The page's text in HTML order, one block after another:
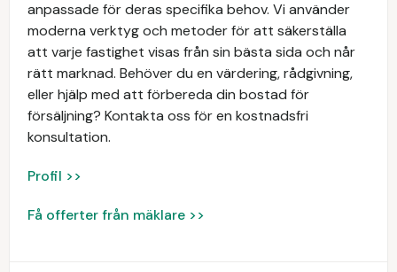
anpassade för deras specifika behov. Vi använder
moderna verktyg och metoder för att säkerställa
att varje fastighet visas från sin bästa sida och når
rätt marknad. Behöver du en värdering, rådgivning,
eller hjälp med att förbereda din bostad för
försäljning? Kontakta oss för en kostnadsfri
konsultation.
Profil >>
Få offerter från mäklare >>